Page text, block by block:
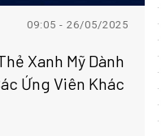
09:05 - 26/05/2025
Xanh Mỹ Dành
Ứng Viên Khác